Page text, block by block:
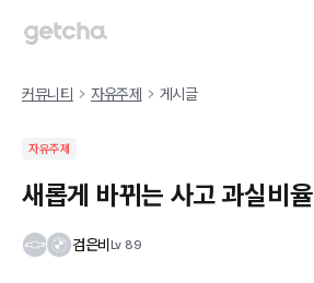
커뮤니티 자유주제 게시글
자유주제
새롭게 바뀌는 사고 과실비율
검은비 Lv 89